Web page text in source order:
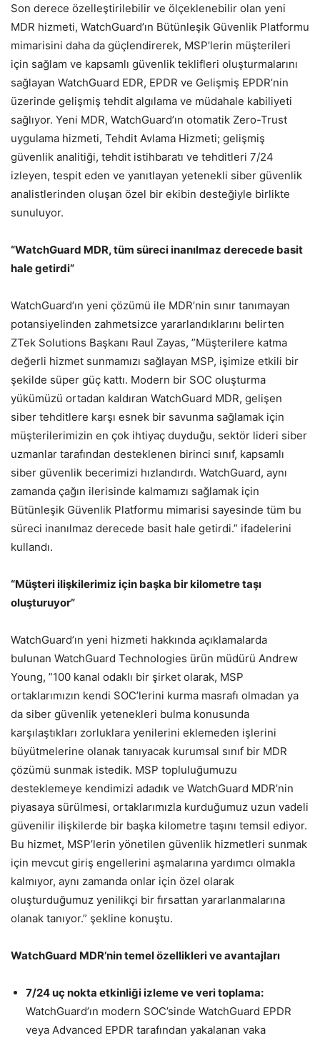
Son derece özelleştirilebilir ve ölçeklenebilir olan yeni
MDR hizmeti, WatchGuard’ın Bütünleşik Güvenlik Platformu
mimarisini daha da güçlendirerek, MSP’lerin müşterileri
için sağlam ve kapsamlı güvenlik teklifleri oluşturmalarını
sağlayan WatchGuard EDR, EPDR ve Gelişmiş EPDR’nin
üzerinde gelişmiş tehdit algılama ve müdahale kabiliyeti
sağlıyor. Yeni MDR, WatchGuard’ın otomatik Zero-Trust
uygulama hizmeti, Tehdit Avlama Hizmeti; gelişmiş
güvenlik analitiği, tehdit istihbaratı ve tehditleri 7/24
izleyen, tespit eden ve yanıtlayan yetenekli siber güvenlik
analistlerinden oluşan özel bir ekibin desteğiyle birlikte
sunuluyor.
“WatchGuard MDR, tüm süreci inanılmaz derecede basit
hale getirdi”
WatchGuard’ın yeni çözümü ile MDR’nin sınır tanımayan
potansiyelinden zahmetsizce yararlandıklarını belirten
ZTek Solutions Başkanı Raul Zayas, ”Müşterilere katma
değerli hizmet sunmamızı sağlayan MSP, işimize etkili bir
şekilde süper güç kattı. Modern bir SOC oluşturma
yükümüzü ortadan kaldıran WatchGuard MDR, gelişen
siber tehditlere karşı esnek bir savunma sağlamak için
müşterilerimizin en çok ihtiyaç duyduğu, sektör lideri siber
uzmanlar tarafından desteklenen birinci sınıf, kapsamlı
siber güvenlik becerimizi hızlandırdı. WatchGuard, aynı
zamanda çağın ilerisinde kalmamızı sağlamak için
Bütünleşik Güvenlik Platformu mimarisi sayesinde tüm bu
süreci inanılmaz derecede basit hale getirdi.” ifadelerini
kullandı.
“Müşteri ilişkilerimiz için başka bir kilometre taşı
oluşturuyor”
WatchGuard’ın yeni hizmeti hakkında açıklamalarda
bulunan WatchGuard Technologies ürün müdürü Andrew
Young, ”100 kanal odaklı bir şirket olarak, MSP
ortaklarımızın kendi SOC’lerini kurma masrafı olmadan ya
da siber güvenlik yetenekleri bulma konusunda
karşılaştıkları zorluklara yenilerini eklemeden işlerini
büyütmelerine olanak tanıyacak kurumsal sınıf bir MDR
çözümü sunmak istedik. MSP topluluğumuzu
desteklemeye kendimizi adadık ve WatchGuard MDR’nin
piyasaya sürülmesi, ortaklarımızla kurduğumuz uzun vadeli
güvenilir ilişkilerde bir başka kilometre taşını temsil ediyor.
Bu hizmet, MSP’lerin yönetilen güvenlik hizmetleri sunmak
için mevcut giriş engellerini aşmalarına yardımcı olmakla
kalmıyor, aynı zamanda onlar için özel olarak
oluşturduğumuz yenilikçi bir fırsattan yararlanmalarına
olanak tanıyor.” şekline konuştu.
WatchGuard MDR’nin temel özellikleri ve avantajları
7/24 uç nokta etkinliği izleme ve veri toplama:
WatchGuard’ın modern SOC’sinde WatchGuard EPDR
veya Advanced EPDR tarafından yakalanan vaka